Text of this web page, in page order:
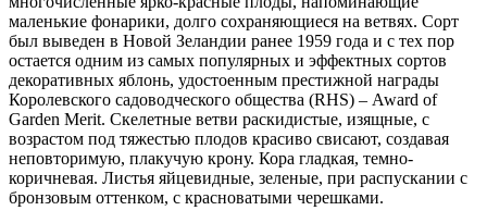
маленькие фонарики, долго сохраняющиеся на ветвях. Сорт
был выведен в Новой Зеландии ранее 1959 года и с тех пор
остается одним из самых популярных и эффектных сортов
декоративных яблонь, удостоенным престижной награды
Королевского садоводческого общества (RHS) – Award of
Garden Merit. Скелетные ветви раскидистые, изящные, с
возрастом под тяжестью плодов красиво свисают, создавая
неповторимую, плакучую крону. Кора гладкая, темно-
коричневая. Листья яйцевидные, зеленые, при распускании с
бронзовым оттенком, с красноватыми черешками.